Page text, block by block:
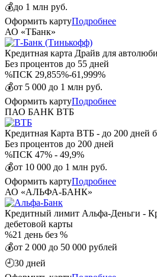
💰до 1 млн руб.
Оформить картуПодробнее
АО «ТБанк»
Кредитная карта Драйв для
Без процентов до 55 дней
%ПСК 29,855%-61,999%
💰от 5 000 до 1 млн руб.
Оформить картуПодробнее
ПАО БАНК ВТБ
Кредитная Карта ВТБ - до 200 дней
Без процентов до 200 дней
%ПСК 47% - 49,9%
💰от 10 000 до 1 млн руб.
Оформить картуПодробнее
АО «АЛЬФА-БАНК»
Кредитный лимит Альфа-Деньги -
дебетовой карты
%21 день без %
💰от 2 000 до 50 000 рублей
🕘30 дней